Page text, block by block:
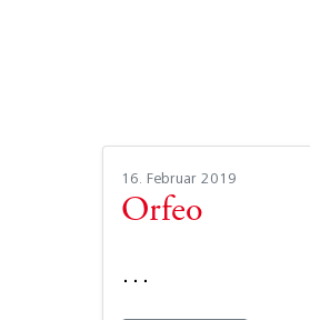
16. Februar 2019
Orfeo
…